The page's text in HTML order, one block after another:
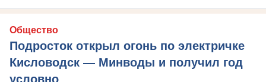
Общество
Подросток открыл огонь по электричке
Кисловодск — Минводы и получил год
условно